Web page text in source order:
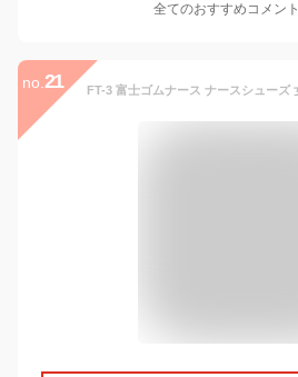
全てのおすすめコメント
no. 21